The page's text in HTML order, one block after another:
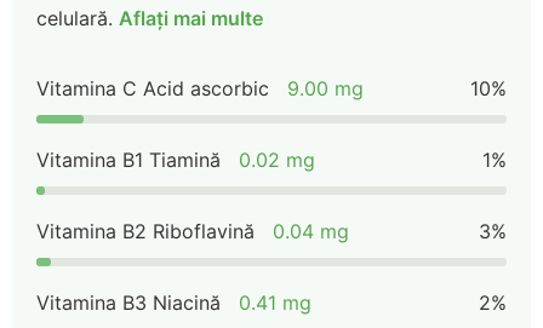
celulară. Aflați mai multe
Vitamina C Acid ascorbic 9.00 mg 10%
Vitamina B1 Tiamină 0.02 mg 1%
Vitamina B2 Riboflavină 0.04 mg 3%
Vitamina B3 Niacină 0.41 mg 2%